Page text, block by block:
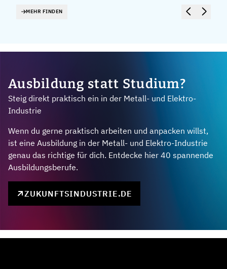
MEHR FINDEN
Ausbildung statt Studium?
Steig direkt praktisch ein in der Metall- und Elektro-
Industrie
Wenn du gerne praktisch arbeiten und anpacken willst,
ist eine Ausbildung in der Metall- und Elektro-Industrie
genau das richtige für dich. Entdecke hier 40 spannende
Ausbildungsberufe.
ZUKUNFTSINDUSTRIE.DE